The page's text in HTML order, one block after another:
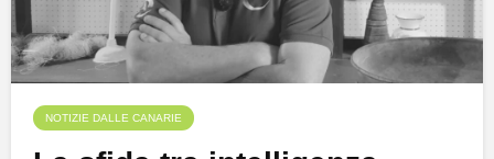
NOTIZIE DALLE CANARIE